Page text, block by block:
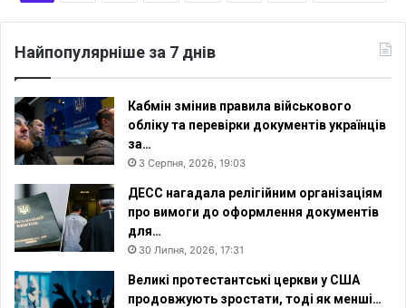
Найпопулярніше за 7 днів
Кабмін змінив правила військового
обліку та перевірки документів українців
за…
3 Серпня, 2026, 19:03
ДЕСС нагадала релігійним організаціям
про вимоги до оформлення документів
для…
30 Липня, 2026, 17:31
Великі протестантські церкви у США
продовжують зростати, тоді як менші…